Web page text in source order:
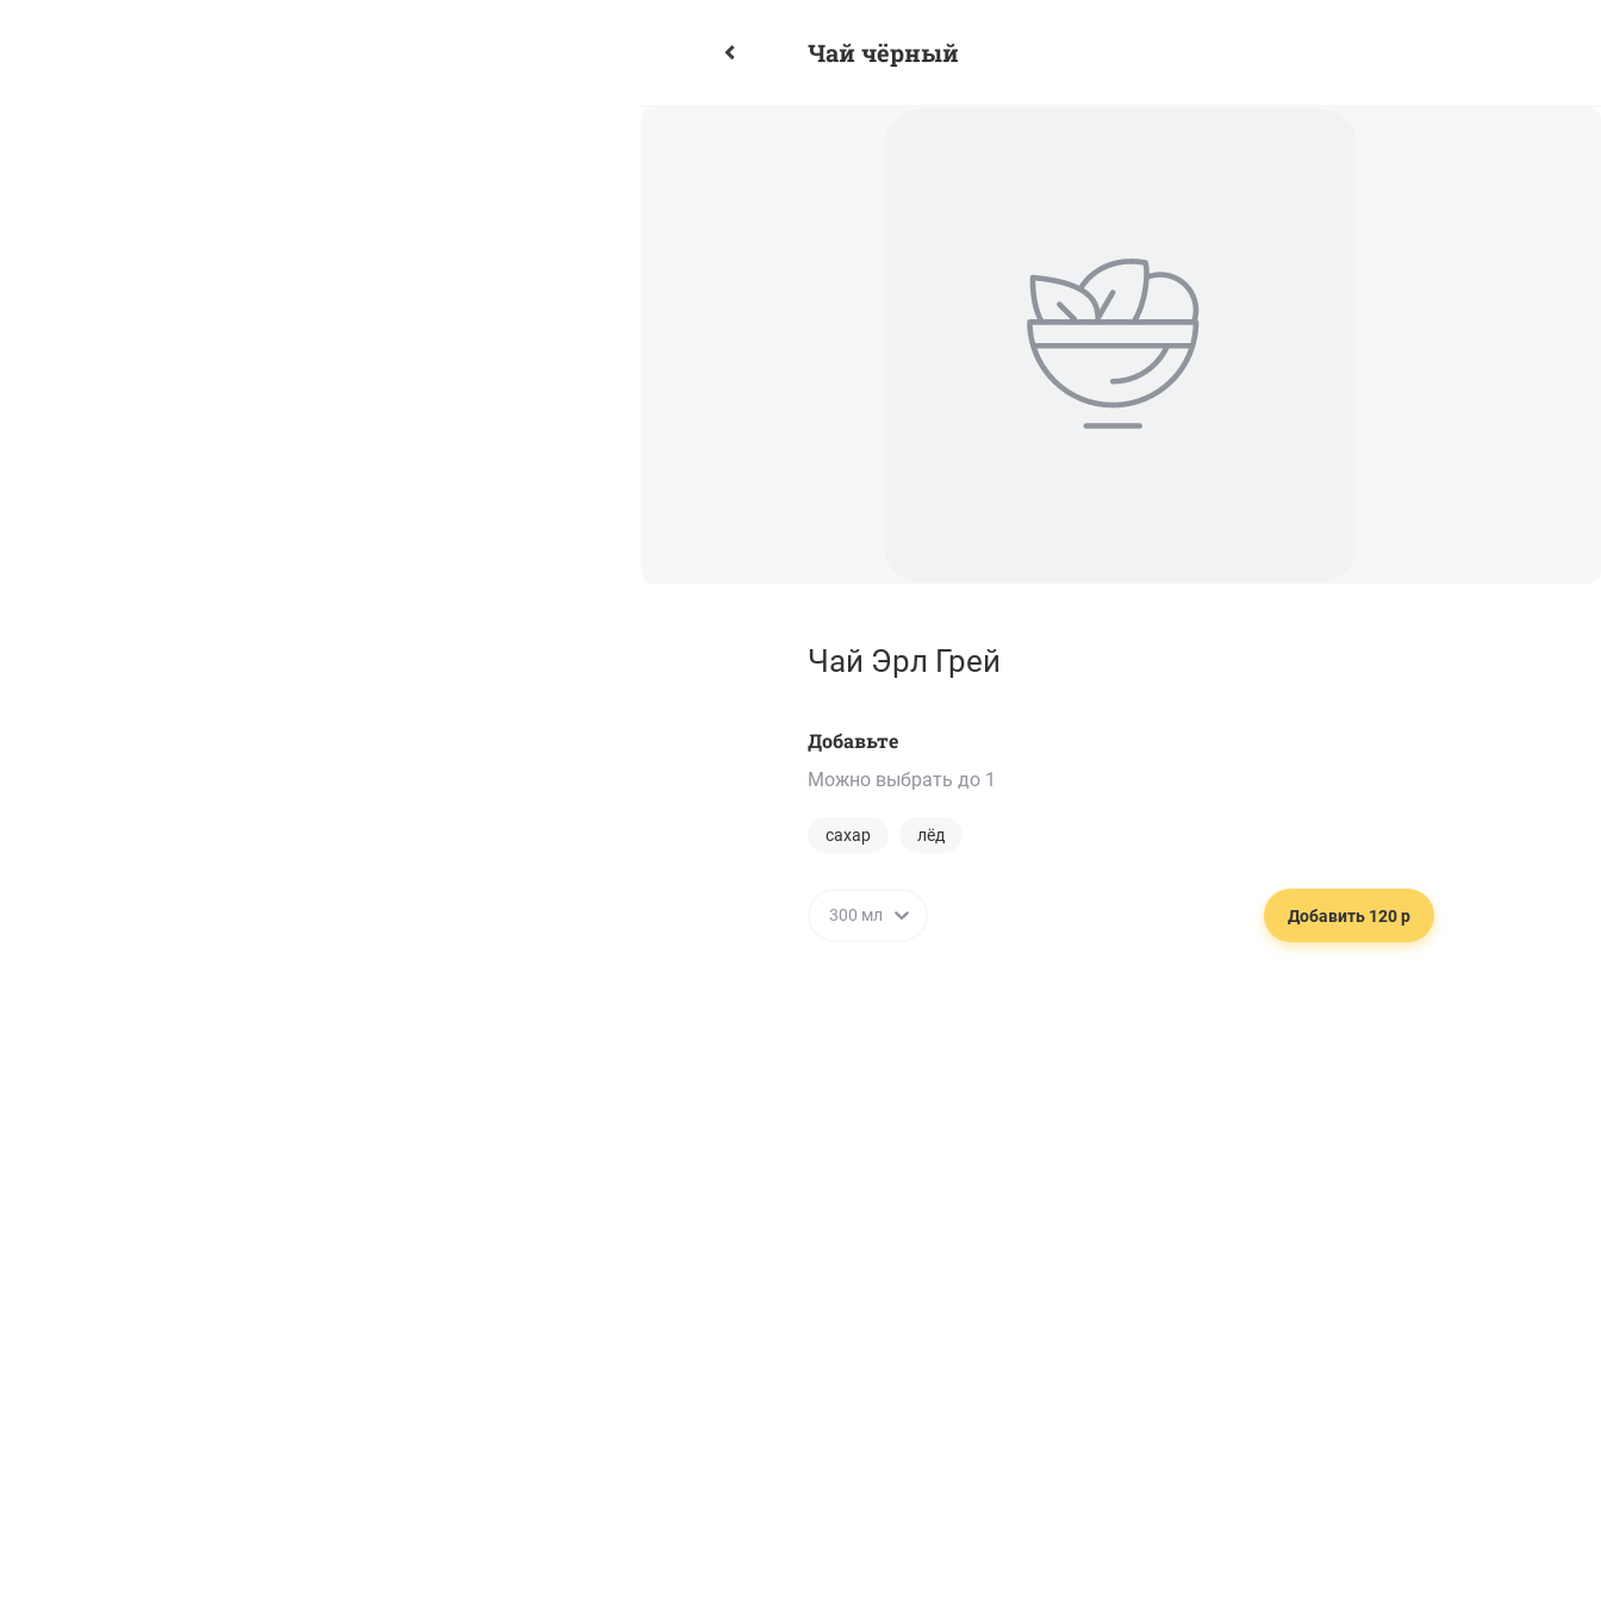
Чай чёрный
Чай Эрл Грей
Добавьте
Можно выбрать до 1
сахар лёд
300 мл Добавить 120 р